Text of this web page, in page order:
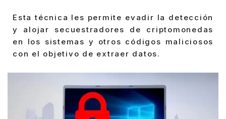
Esta técnica les permite evadir la detección
y alojar secuestradores de criptomonedas
en los sistemas y otros códigos maliciosos
con el objetivo de extraer datos.